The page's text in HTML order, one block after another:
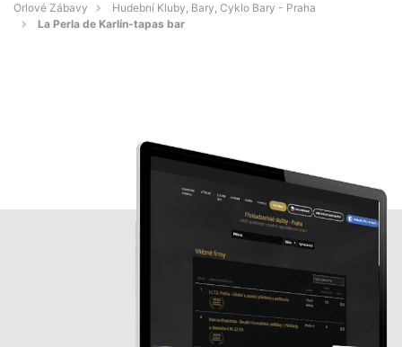
Orlové Zábavy
Hudební Kluby, Bary, Cyklo Bary - Praha
La Perla de Karlín-tapas bar